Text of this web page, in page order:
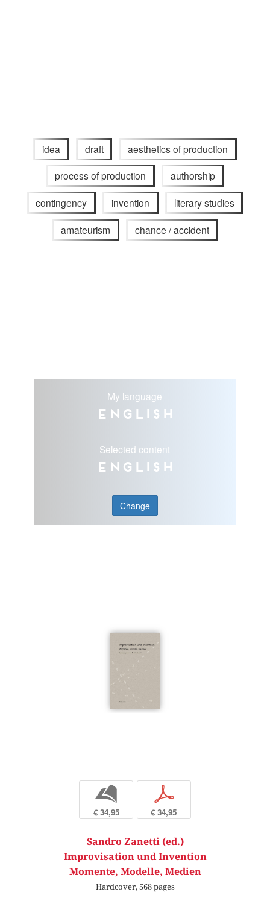
idea draft aesthetics of production
process of production authorship
contingency invention literary studies
amateurism chance / accident
My language
English
Selected content
English
Change
b
€ 34,95
p
€ 34,95
Sandro Zanetti (ed.)
Improvisation und Invention
Momente, Modelle, Medien
Hardcover, 568 pages